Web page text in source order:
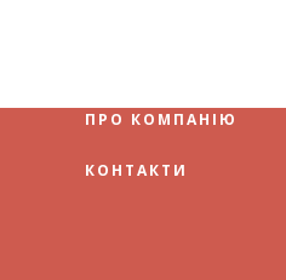
ПРО КОМПАНІЮ
КОНТАКТИ